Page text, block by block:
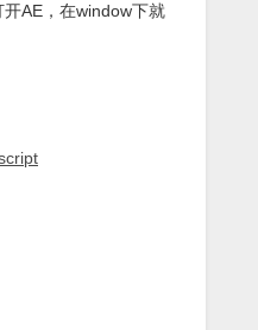
AE，在window下就